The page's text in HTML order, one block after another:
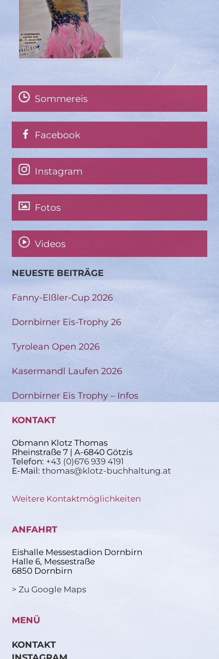
Sommereis
Facebook
Instagram
Fotos
Videos
NEUESTE BEITRÄGE
Fanny-Elßler-Cup 2026
Dornbirner Eis-Trophy 26
Tyrolean Open 2026
Kasermandl Laufen 2026
Dornbirner Eis Trophy – Infos
KONTAKT
Obmann Klotz Thomas
Rheinstraße 7 | A-6840 Götzis
Telefon: +43 (0)676 939 4191
E-Mail: thomas@klotz-buchhaltung.at
Weitere Kontaktmöglichkeiten
ANFAHRT
Eishalle Messestadion Dornbirn
Halle 6, Messestraße
6850 Dornbirn
> Zu Google Maps
MENÜ
KONTAKT